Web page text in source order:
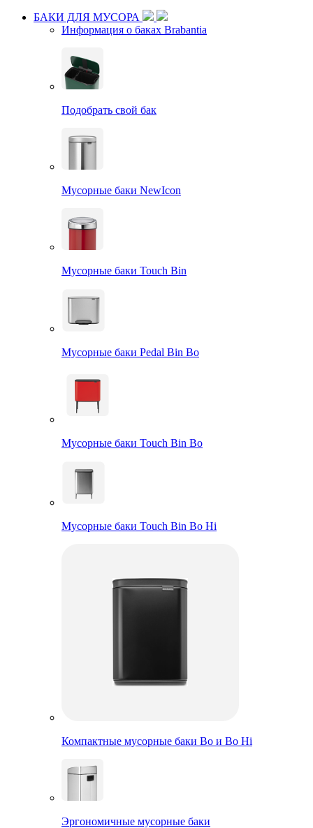
БАКИ ДЛЯ МУСОРА
Информация о баках Brabantia
Подобрать свой бак
Мусорные баки NewIcon
Мусорные баки Touch Bin
Мусорные баки Pedal Bin Bo
Мусорные баки Touch Bin Bo
Мусорные баки Touch Bin Bo Hi
Компактные мусорные баки Bo и Bo Hi
Эргономичные мусорные баки